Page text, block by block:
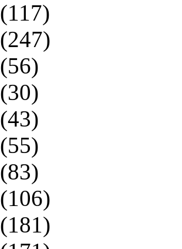
(117)
(247)
(56)
(30)
(43)
(55)
(83)
(106)
(181)